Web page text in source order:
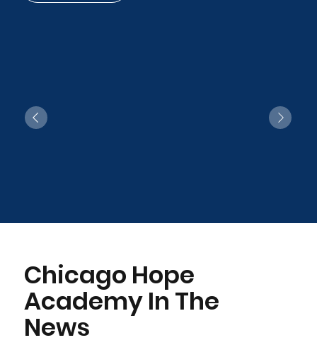
Chicago Hope
Academy In The
News